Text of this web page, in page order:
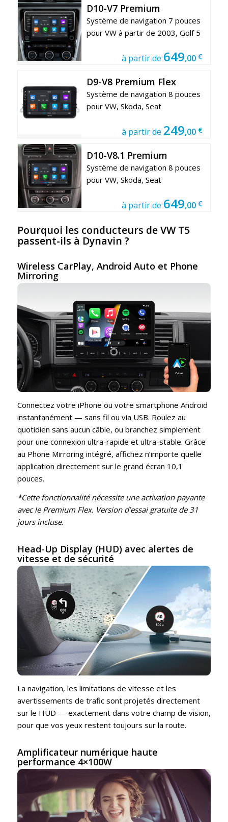
D10-V7 Premium
Système de navigation 7 pouces
pour VW à partir de 2003, Golf 5
à partir de 649,00 €
D9-V8 Premium Flex
Système de navigation 8 pouces
pour VW, Skoda, Seat
à partir de 249,00 €
D10-V8.1 Premium
Système de navigation 8 pouces
pour VW, Skoda, Seat
à partir de 649,00 €
Pourquoi les conducteurs de VW T5
passent-ils à Dynavin ?
Wireless CarPlay, Android Auto et Phone
Mirroring
Connectez votre iPhone ou votre smartphone Android
instantanément — sans fil ou via USB. Roulez au
quotidien sans aucun câble, ou branchez simplement
pour une connexion ultra-rapide et ultra-stable. Grâce
au Phone Mirroring intégré, affichez n’importe quelle
application directement sur le grand écran 10,1
pouces.
*Cette fonctionnalité nécessite une activation payante
avec le Premium Flex. Version d’essai gratuite de 31
jours incluse.
Head-Up Display (HUD) avec alertes de
vitesse et de sécurité
La navigation, les limitations de vitesse et les
avertissements de trafic sont projetés directement
sur le HUD — exactement dans votre champ de vision,
pour que vos yeux restent toujours sur la route.
Amplificateur numérique haute
performance 4×100W